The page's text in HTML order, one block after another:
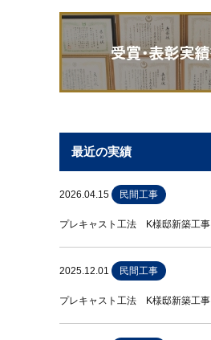
最近の実績
2026.04.15 民間工事
プレキャスト工法 K様邸新築工事
2025.12.01 民間工事
プレキャスト工法 K様邸新築工事